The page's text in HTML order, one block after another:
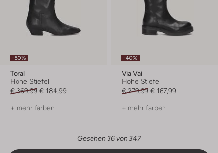
-50%
Toral
Hohe Stiefel
€ 369,99 € 184,99
+ mehr farben
-40%
Via Vai
Hohe Stiefel
€ 279,99 € 167,99
+ mehr farben
Gesehen 36 von 347